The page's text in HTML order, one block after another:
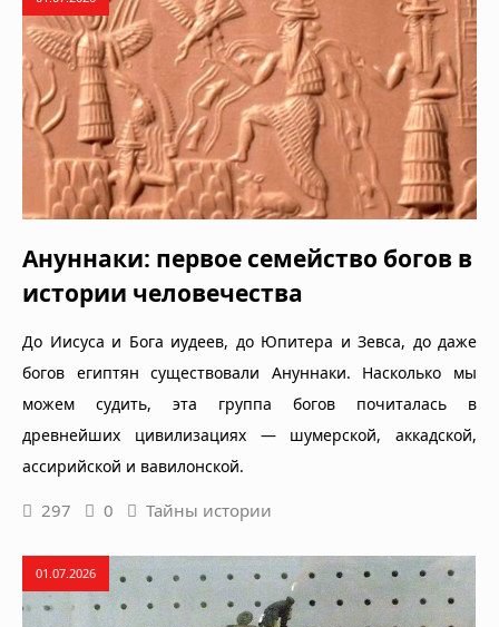
Ануннаки: первое семейство богов в
истории человечества
До Иисуса и Бога иудеев, до Юпитера и Зевса, до даже
богов египтян существовали Ануннаки. Насколько мы
можем судить, эта группа богов почиталась в
древнейших цивилизациях — шумерской, аккадской,
ассирийской и вавилонской.
297 0 Тайны истории
01.07.2026